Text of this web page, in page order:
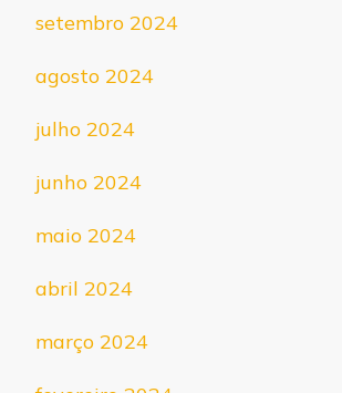
setembro 2024
agosto 2024
julho 2024
junho 2024
maio 2024
abril 2024
março 2024